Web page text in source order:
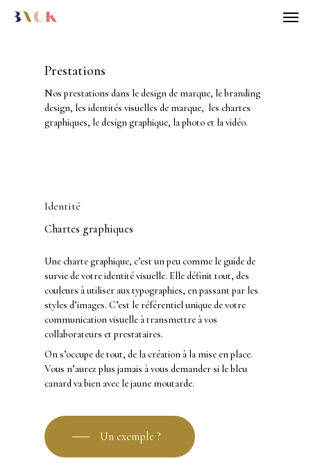
Prestations
Nos prestations dans le design de marque, le branding
design, les identités visuelles de marque, les chartes
graphiques, le design graphique, la photo et la vidéo.
Identité
Chartes graphiques
Une charte graphique, c’est un peu comme le guide de
survie de votre identité visuelle. Elle définit tout, des
couleurs à utiliser aux typographies, en passant par les
styles d’images. C’est le référentiel unique de votre
communication visuelle à transmettre à vos
collaborateurs et prestataires.
On s’occupe de tout, de la création à la mise en place.
Vous n’aurez plus jamais à vous demander si le bleu
canard va bien avec le jaune moutarde.
Un exemple ?